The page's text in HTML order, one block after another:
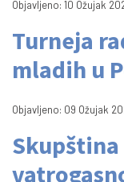
Objavljeno: 10 Ožujak
Turneja
mladih u
Objavljeno: 09 Ožujak